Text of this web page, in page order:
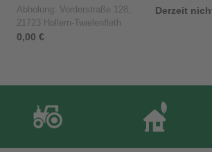
Abholung: Vorderstraße 128,
21723 Hollern-Twielenfleth
0,00 €
Derzeit